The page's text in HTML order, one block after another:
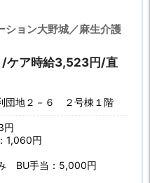
ション大野城／麻生介護
/ケア時給3,523円/直
団地２－６ ２号棟１階
円
1,060円
BU手当：5,000円